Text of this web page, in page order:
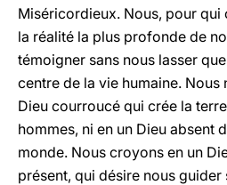
Miséricordieux. Nous, pour qui
la réalité la plus profonde de
témoigner sans nous lasser
centre de la vie humaine. Nous
Dieu courroucé qui crée la
hommes, ni en un Dieu absent
monde. Nous croyons en un
présent, qui désire nous